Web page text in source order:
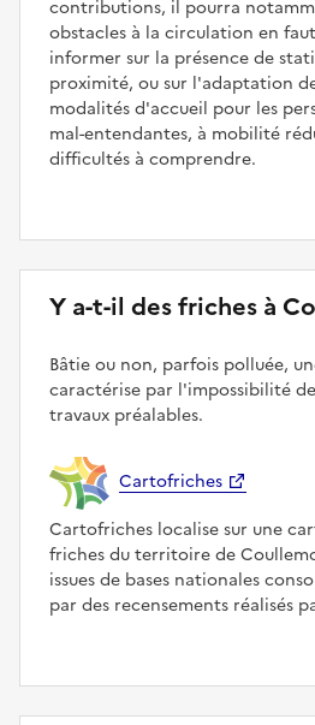
contributions, il pourra
obstacles à la circulation en
informer sur la présence de
proximité, ou sur l'adaptation
modalités d'accueil pour les
mal-entendantes, à mobilité
difficultés à comprendre.
Y a-t-il des friches à
Bâtie ou non, parfois polluée,
caractérise par l'impossibilité
travaux préalables.
Cartofriches
Cartofriches localise sur une
friches du territoire de
issues de bases nationales
par des recensements réalisés